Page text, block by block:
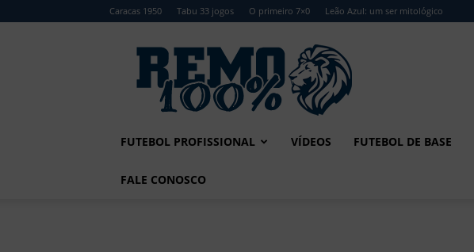
Caracas 1950 Tabu 33 jogos O primeiro 7×0 Leão Azul: um ser mitológico
Remo
FUTEBOL PROFISSIONAL VÍDEOS FUTEBOL DE BASE
FALE CONOSCO